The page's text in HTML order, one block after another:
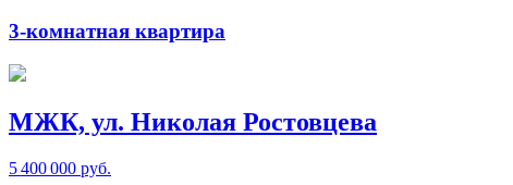
3-комнатная квартира
МЖК, ул. Николая Ростовцева
5 400 000 руб.